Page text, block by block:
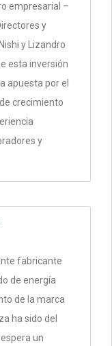
empresarial –
y
y Lizandro
esta inversión
apuesta por el
crecimiento
y
fabricante
de energía
de la marca
ha sido del
un